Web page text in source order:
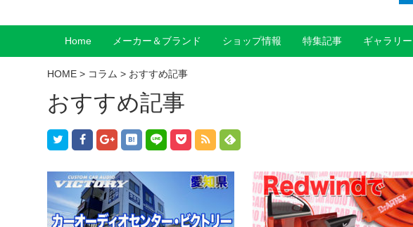
Home メーカー＆ブランド ショップ情報 特集記事 ギャラリー
HOME > コラム > おすすめ記事
おすすめ記事